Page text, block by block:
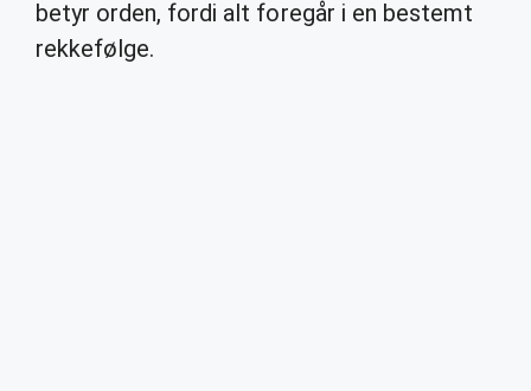
betyr orden, fordi alt foregår i en bestemt
rekkefølge.